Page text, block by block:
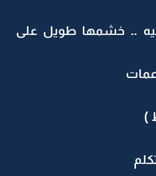
.. خشمها طويل على
)